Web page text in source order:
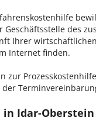
Geschäftsstelle des
Ihrer
Internet finden.
zur
Idar-